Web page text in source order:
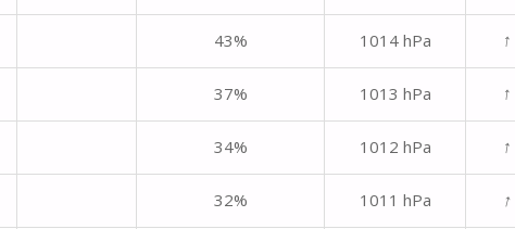
43% 1014 hPa ↑
37% 1013 hPa ↑
34% 1012 hPa ↑
32% 1011 hPa ↑